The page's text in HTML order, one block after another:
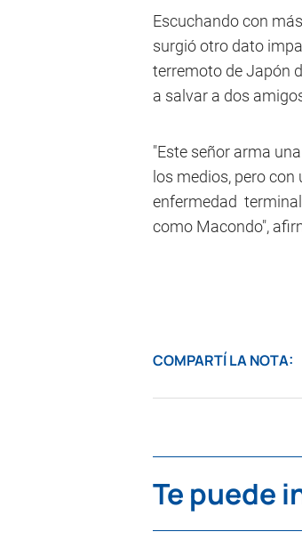
Escuchando con
surgió otro dato
terremoto de Japón
a salvar a dos
"Este señor arma
los medios, pero
enfermedad
como Macondo",
COMPARTÍ LA NOTA:
Te puede